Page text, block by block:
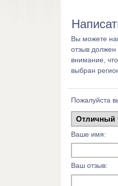
Вы можете
отзыв
внимание,
выбран
Пожалуйста
Ваше имя:
Ваш отзыв: